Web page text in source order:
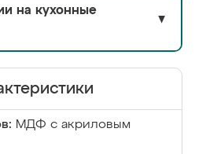
на кухонные
▼
МДФ с акриловым